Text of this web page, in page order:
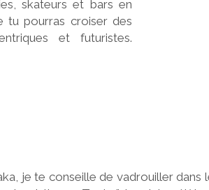
skateurs et bars en
tu pourras croiser des
et futuristes.
je te conseille de vadrouiller dans